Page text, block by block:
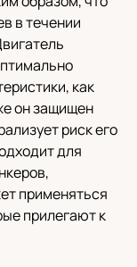
в течении
как
он защищен
риск его
для
применяться
прилегают к